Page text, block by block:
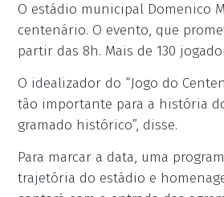
placeholder
O estádio municipal Domenico
centenário. O evento, que
partir das 8h. Mais de 130
O idealizador do “Jogo do
tão importante para a história
gramado histórico”, disse.
Para marcar a data, uma
trajetória do estádio e